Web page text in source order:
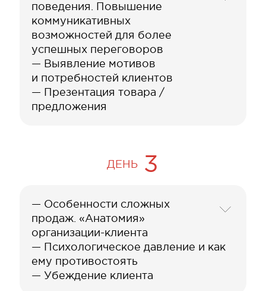
поведения. Повышение
коммуникативных
возможностей для более
успешных переговоров
— Выявление мотивов
и потребностей клиентов
— Презентация товара /
предложения
ДЕНЬ 3
— Особенности сложных
продаж. «Анатомия»
организации-клиента
— Психологическое давление и как
ему противостоять
— Убеждение клиента